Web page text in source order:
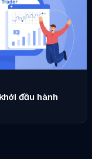
đầu hành